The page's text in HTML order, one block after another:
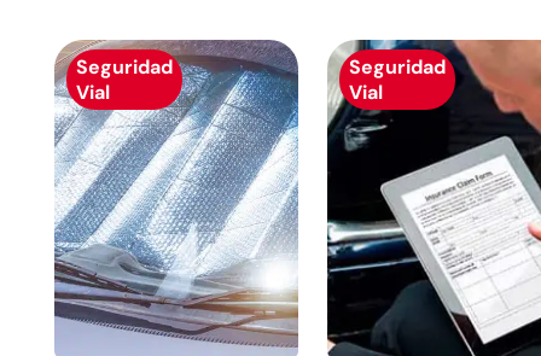
Seguridad
Vial
Seguridad
Vial